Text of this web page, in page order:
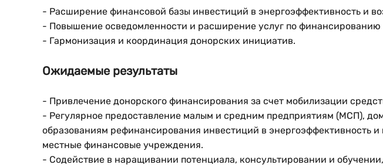
- Расширение финансовой базы инвестиций в энергоэффективность и
- Повышение осведомленности и расширение услуг по финансированию
- Гармонизация и координация донорских инициатив.
Ожидаемые результаты
- Привлечение донорского финансирования за счет мобилизации
- Регулярное предоставление малым и средним предприятиям (МСП),
образованиям рефинансирования инвестиций в энергоэффективность
местные финансовые учреждения.
- Содействие в наращивании потенциала, консультировании и